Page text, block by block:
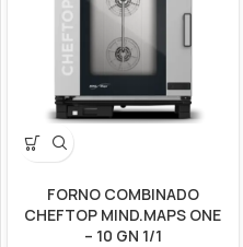
FORNO COMBINADO
CHEFTOP MIND.MAPS ONE
– 10 GN 1/1